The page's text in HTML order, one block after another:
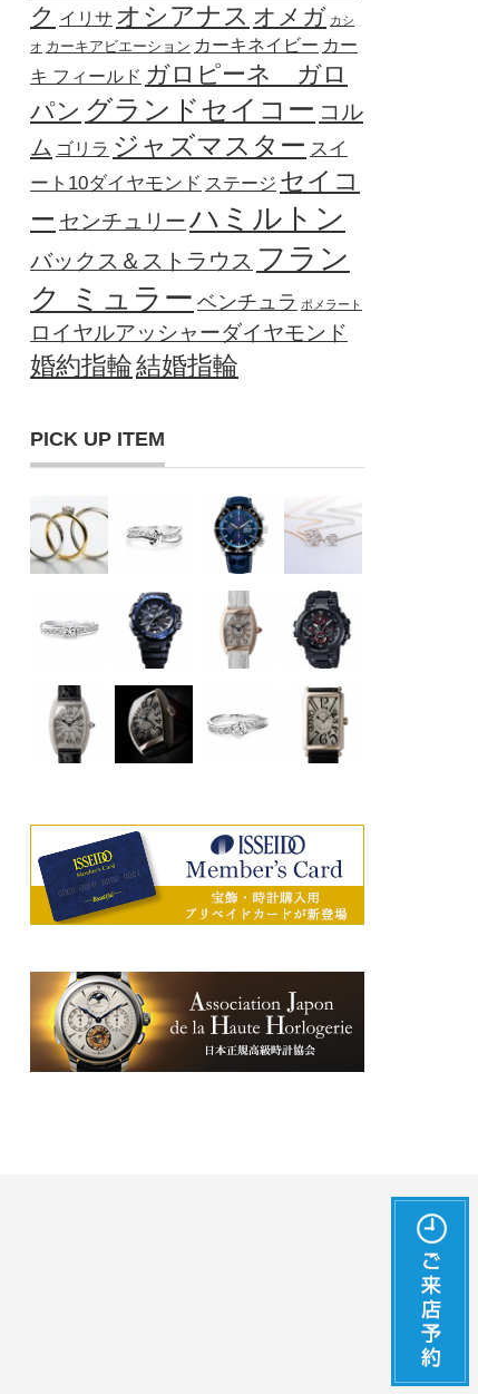
ク イリサ オシアナス オメガ カシ
オ カーキアビエーション カーキネイビー カー
キ フィールド ガロピーネ ガロ
パン グランドセイコー コル
ム ゴリラ ジャズマスター スイ
ート10ダイヤモンド ステージ セイコ
ー センチュリーハミルトン
バックス＆ストラウス フラン
ク ミュラー ベンチュラ ポメラート
ロイヤルアッシャーダイヤモンド
婚約指輪結婚指輪
PICK UP ITEM